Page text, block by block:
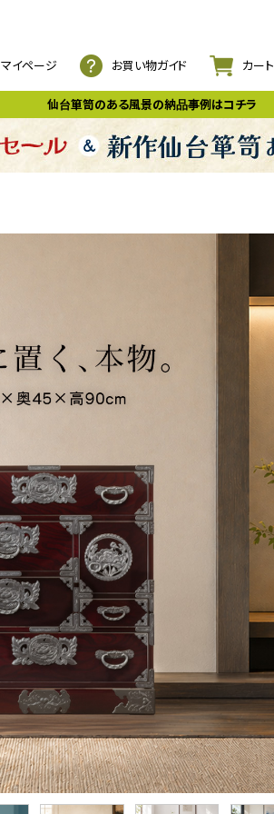
マイページ お買い物ガイド カート
仙台箪笥のある風景の納品事例はコチラ